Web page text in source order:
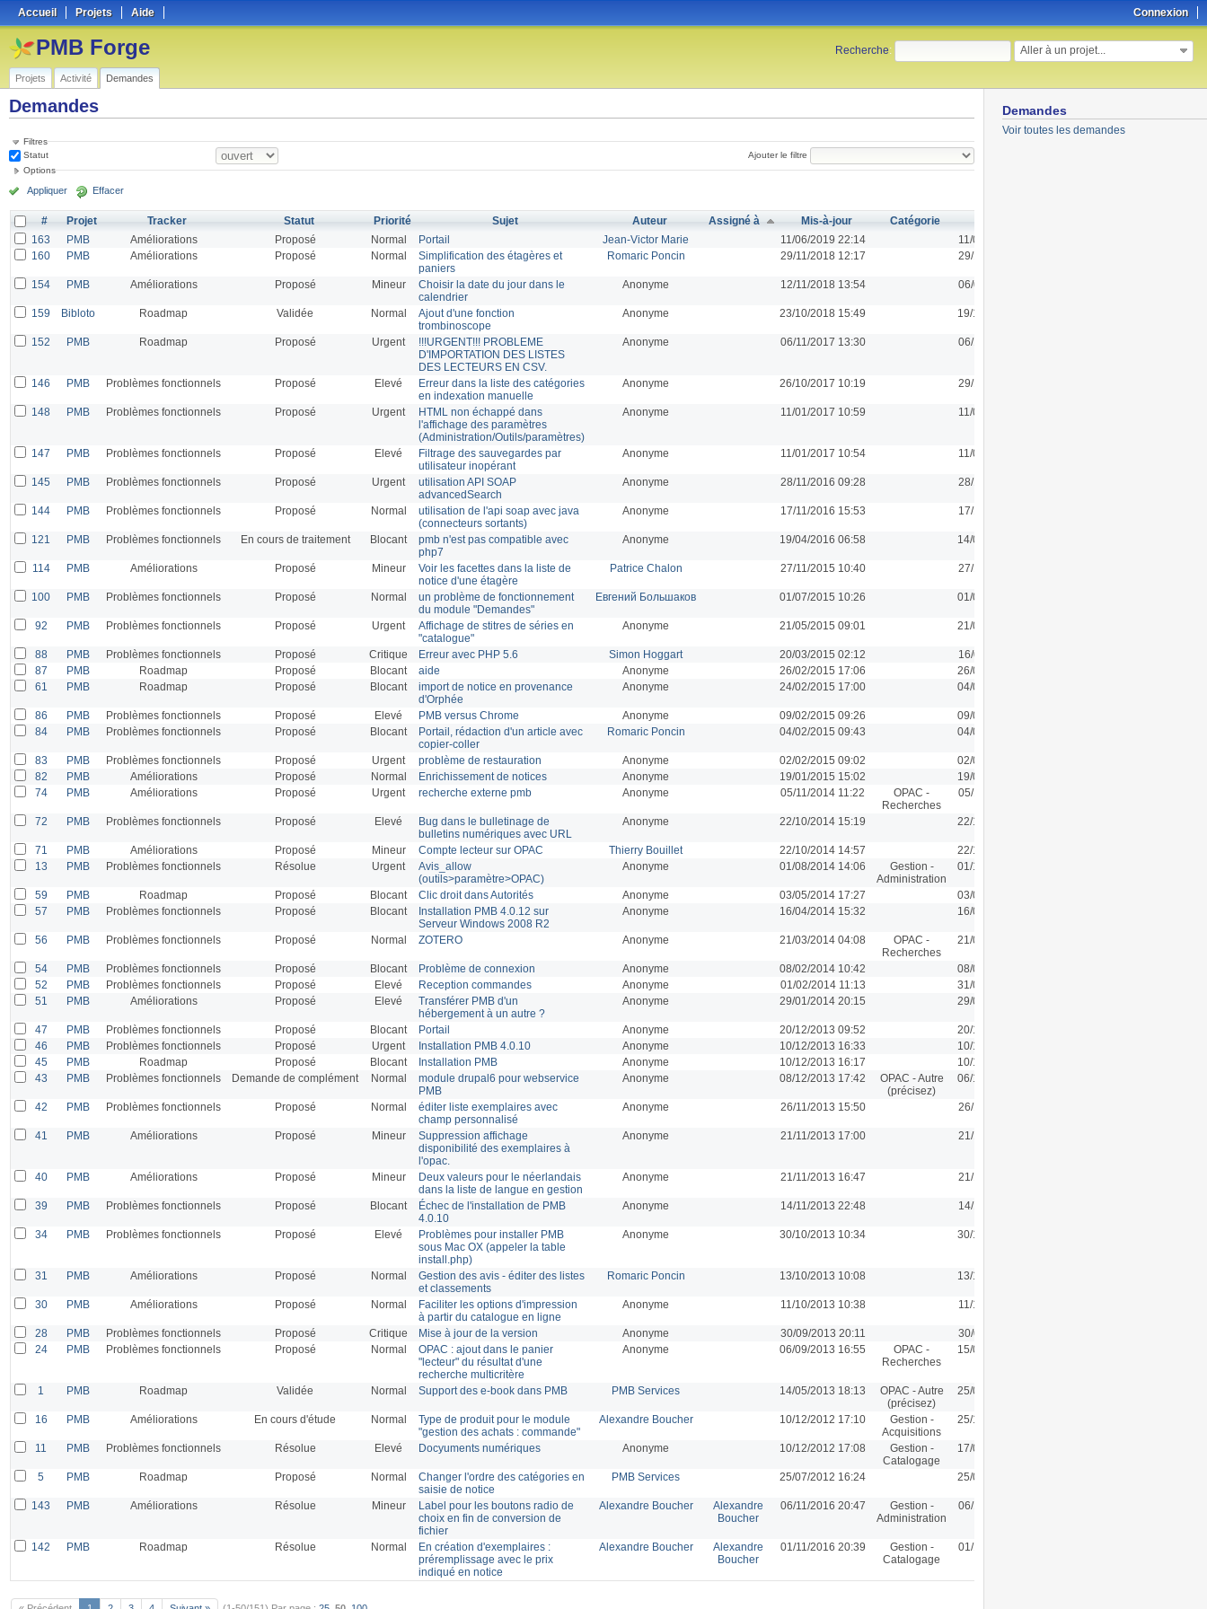
Connexion
Accueil Projets Aide
Recherche: Aller à un projet...
PMB Forge
Projets Activité Demandes
Demandes
Voir toutes les demandes
Demandes
Filtres
Statut
Ajouter le filtre
Options
Appliquer Effacer
# Projet Tracker Statut Priorité Sujet Auteur Assigné à Mis-à-jour Catégorie
163
PMB Améliorations Proposé Normal Portail Jean-Victor Marie 11/06/2019 22:14
11/06/2019 22:14
160
PMB Améliorations Proposé Normal
Simplification des étagères et
paniers
Romaric Poncin 29/11/2018 12:17 29/11/2018 12:17
154 PMB Améliorations Proposé Mineur
Choisir la date du jour dans le
calendrier
Anonyme 12/11/2018 13:54 06/02/2018 11:10
159 Bibloto Roadmap Validée Normal
Ajout d'une fonction
trombinoscope
Anonyme 23/10/2018 15:49 19/10/2018 15:48
152 PMB Roadmap Proposé Urgent
!!!URGENT!!! PROBLEME
D'IMPORTATION DES LISTES
DES LECTEURS EN CSV.
Anonyme 06/11/2017 13:30 06/11/2017 13:30
146 PMB Problèmes fonctionnels Proposé Elevé
Erreur dans la liste des catégories
en indexation manuelle
Anonyme 26/10/2017 10:19 29/11/2016 13:40
148 PMB Problèmes fonctionnels Proposé Urgent
HTML non échappé dans
l'affichage des paramètres
(Administration/Outils/paramètres)
Anonyme 11/01/2017 10:59 11/01/2017 10:59
147 PMB Problèmes fonctionnels Proposé Elevé
Filtrage des sauvegardes par
utilisateur inopérant
Anonyme 11/01/2017 10:54 11/01/2017 10:54
145 PMB Problèmes fonctionnels Proposé Urgent
utilisation API SOAP
advancedSearch
Anonyme 28/11/2016 09:28 28/11/2016 09:28
144 PMB Problèmes fonctionnels Proposé Normal
utilisation de l'api soap avec java
(connecteurs sortants)
Anonyme 17/11/2016 15:53 17/11/2016 15:53
121 PMB Problèmes fonctionnels En cours de traitement Blocant
pmb n'est pas compatible avec
php7
Anonyme 19/04/2016 06:58 14/01/2016 10:20
114 PMB Améliorations Proposé Mineur
Voir les facettes dans la liste de
notice d'une étagère
Patrice Chalon 27/11/2015 10:40 27/11/2015 10:40
100 PMB Problèmes fonctionnels Proposé Normal
un problème de fonctionnement
du module "Demandes"
Евгений Большаков 01/07/2015 10:26 01/07/2015 10:26
92 PMB Problèmes fonctionnels Proposé Urgent
Affichage de stitres de séries en
"catalogue"
Anonyme 21/05/2015 09:01 21/05/2015 09:01
88 PMB Problèmes fonctionnels Proposé Critique Erreur avec PHP 5.6 Simon Hoggart 20/03/2015 02:12
16/03/2015 11:40
87
PMB Roadmap Proposé Blocant aide Anonyme 26/02/2015 17:06
26/02/2015 17:06
61
PMB Roadmap Proposé Blocant
import de notice en provenance
d'Orphée
Anonyme 24/02/2015 17:00 04/06/2014 15:10
86 PMB Problèmes fonctionnels Proposé Elevé PMB versus Chrome Anonyme 09/02/2015 09:26
09/02/2015 09:26
84
PMB Problèmes fonctionnels Proposé Blocant
Portail, rédaction d'un article avec
copier-coller
Romaric Poncin 04/02/2015 09:43 04/02/2015 09:43
83 PMB Problèmes fonctionnels Proposé Urgent problème de restauration Anonyme 02/02/2015 09:02
02/02/2015 09:02
82
PMB Améliorations Proposé Normal Enrichissement de notices Anonyme 19/01/2015 15:02
19/01/2015 15:02
74
PMB Améliorations Proposé Urgent recherche externe pmb Anonyme 05/11/2014 11:22
OPAC -
Recherches
05/11/2014 11:22
72 PMB Problèmes fonctionnels Proposé Elevé
Bug dans le bulletinage de
bulletins numériques avec URL
Anonyme 22/10/2014 15:19 22/10/2014 15:19
71 PMB Améliorations Proposé Mineur Compte lecteur sur OPAC Thierry Bouillet 22/10/2014 14:57
22/10/2014 14:57
13
PMB Problèmes fonctionnels Résolue Urgent
Avis_allow
(outils>paramètre>OPAC)
Anonyme 01/08/2014 14:06
Gestion -
Administration
01/10/2012 12:58
59 PMB Roadmap Proposé Blocant Clic droit dans Autorités Anonyme 03/05/2014 17:27
03/05/2014 17:27
57
PMB Problèmes fonctionnels Proposé Blocant
Installation PMB 4.0.12 sur
Serveur Windows 2008 R2
Anonyme 16/04/2014 15:32 16/04/2014 15:32
56 PMB Problèmes fonctionnels Proposé Normal ZOTERO Anonyme 21/03/2014 04:08
OPAC -
Recherches
21/03/2014 04:00
54 PMB Problèmes fonctionnels Proposé Blocant Problème de connexion Anonyme 08/02/2014 10:42
08/02/2014 10:42
52
PMB Problèmes fonctionnels Proposé Elevé Reception commandes Anonyme 01/02/2014 11:13
31/01/2014 14:28
51
PMB Améliorations Proposé Elevé
Transférer PMB d'un
hébergement à un autre ?
Anonyme 29/01/2014 20:15 29/01/2014 15:18
47 PMB Problèmes fonctionnels Proposé Blocant Portail Anonyme 20/12/2013 09:52
20/12/2013 09:52
46
PMB Problèmes fonctionnels Proposé Urgent Installation PMB 4.0.10 Anonyme 10/12/2013 16:33
10/12/2013 16:33
45
PMB Roadmap Proposé Blocant Installation PMB Anonyme 10/12/2013 16:17
10/12/2013 16:17
43
PMB Problèmes fonctionnels Demande de complément Normal
module drupal6 pour webservice
PMB
Anonyme 08/12/2013 17:42
OPAC - Autre
(précisez)
06/12/2013 15:59
42 PMB Problèmes fonctionnels Proposé Normal
éditer liste exemplaires avec
champ personnalisé
Anonyme 26/11/2013 15:50 26/11/2013 15:50
41 PMB Améliorations Proposé Mineur
Suppression affichage
disponibilité des exemplaires à
l'opac.
Anonyme 21/11/2013 17:00 21/11/2013 17:00
40 PMB Améliorations Proposé Mineur
Deux valeurs pour le néerlandais
dans la liste de langue en gestion
Anonyme 21/11/2013 16:47 21/11/2013 16:47
39 PMB Problèmes fonctionnels Proposé Blocant
Échec de l'installation de PMB
4.0.10
Anonyme 14/11/2013 22:48 14/11/2013 00:49
34 PMB Problèmes fonctionnels Proposé Elevé
Problèmes pour installer PMB
sous Mac OX (appeler la table
install.php)
Anonyme 30/10/2013 10:34 30/10/2013 10:34
31 PMB Améliorations Proposé Normal
Gestion des avis - éditer des listes
et classements
Romaric Poncin 13/10/2013 10:08 13/10/2013 10:08
30 PMB Améliorations Proposé Normal
Faciliter les options d'impression
à partir du catalogue en ligne
Anonyme 11/10/2013 10:38 11/10/2013 10:38
28 PMB Problèmes fonctionnels Proposé Critique Mise à jour de la version Anonyme 30/09/2013 20:11
30/09/2013 20:11
24
PMB Problèmes fonctionnels Proposé Normal
OPAC : ajout dans le panier
"lecteur" du résultat d'une
recherche multicritère
Anonyme 06/09/2013 16:55
OPAC -
Recherches
15/07/2013 15:02
1 PMB Roadmap Validée Normal Support des e-book dans PMB PMB Services 14/05/2013 18:13
OPAC - Autre
(précisez)
25/07/2012 16:09
16 PMB Améliorations En cours d'étude Normal
Type de produit pour le module
"gestion des achats : commande"
Alexandre Boucher 10/12/2012 17:10
Gestion -
Acquisitions
25/10/2012 12:03
11 PMB Problèmes fonctionnels Résolue Elevé Docyuments numériques Anonyme 10/12/2012 17:08
Gestion -
Catalogage
17/09/2012 08:46
5 PMB Roadmap Proposé Normal
Changer l'ordre des catégories en
saisie de notice
PMB Services 25/07/2012 16:24 25/07/2012 16:24
143 PMB Améliorations Résolue Mineur
Label pour les boutons radio de
choix en fin de conversion de
fichier
Alexandre Boucher
Alexandre
Boucher
06/11/2016 20:47
Gestion -
Administration
06/11/2016 20:35
142 PMB Roadmap Résolue Normal
En création d'exemplaires :
préremplissage avec le prix
indiqué en notice
Alexandre Boucher
Alexandre
Boucher
01/11/2016 20:39
Gestion -
Catalogage
01/11/2016 20:39